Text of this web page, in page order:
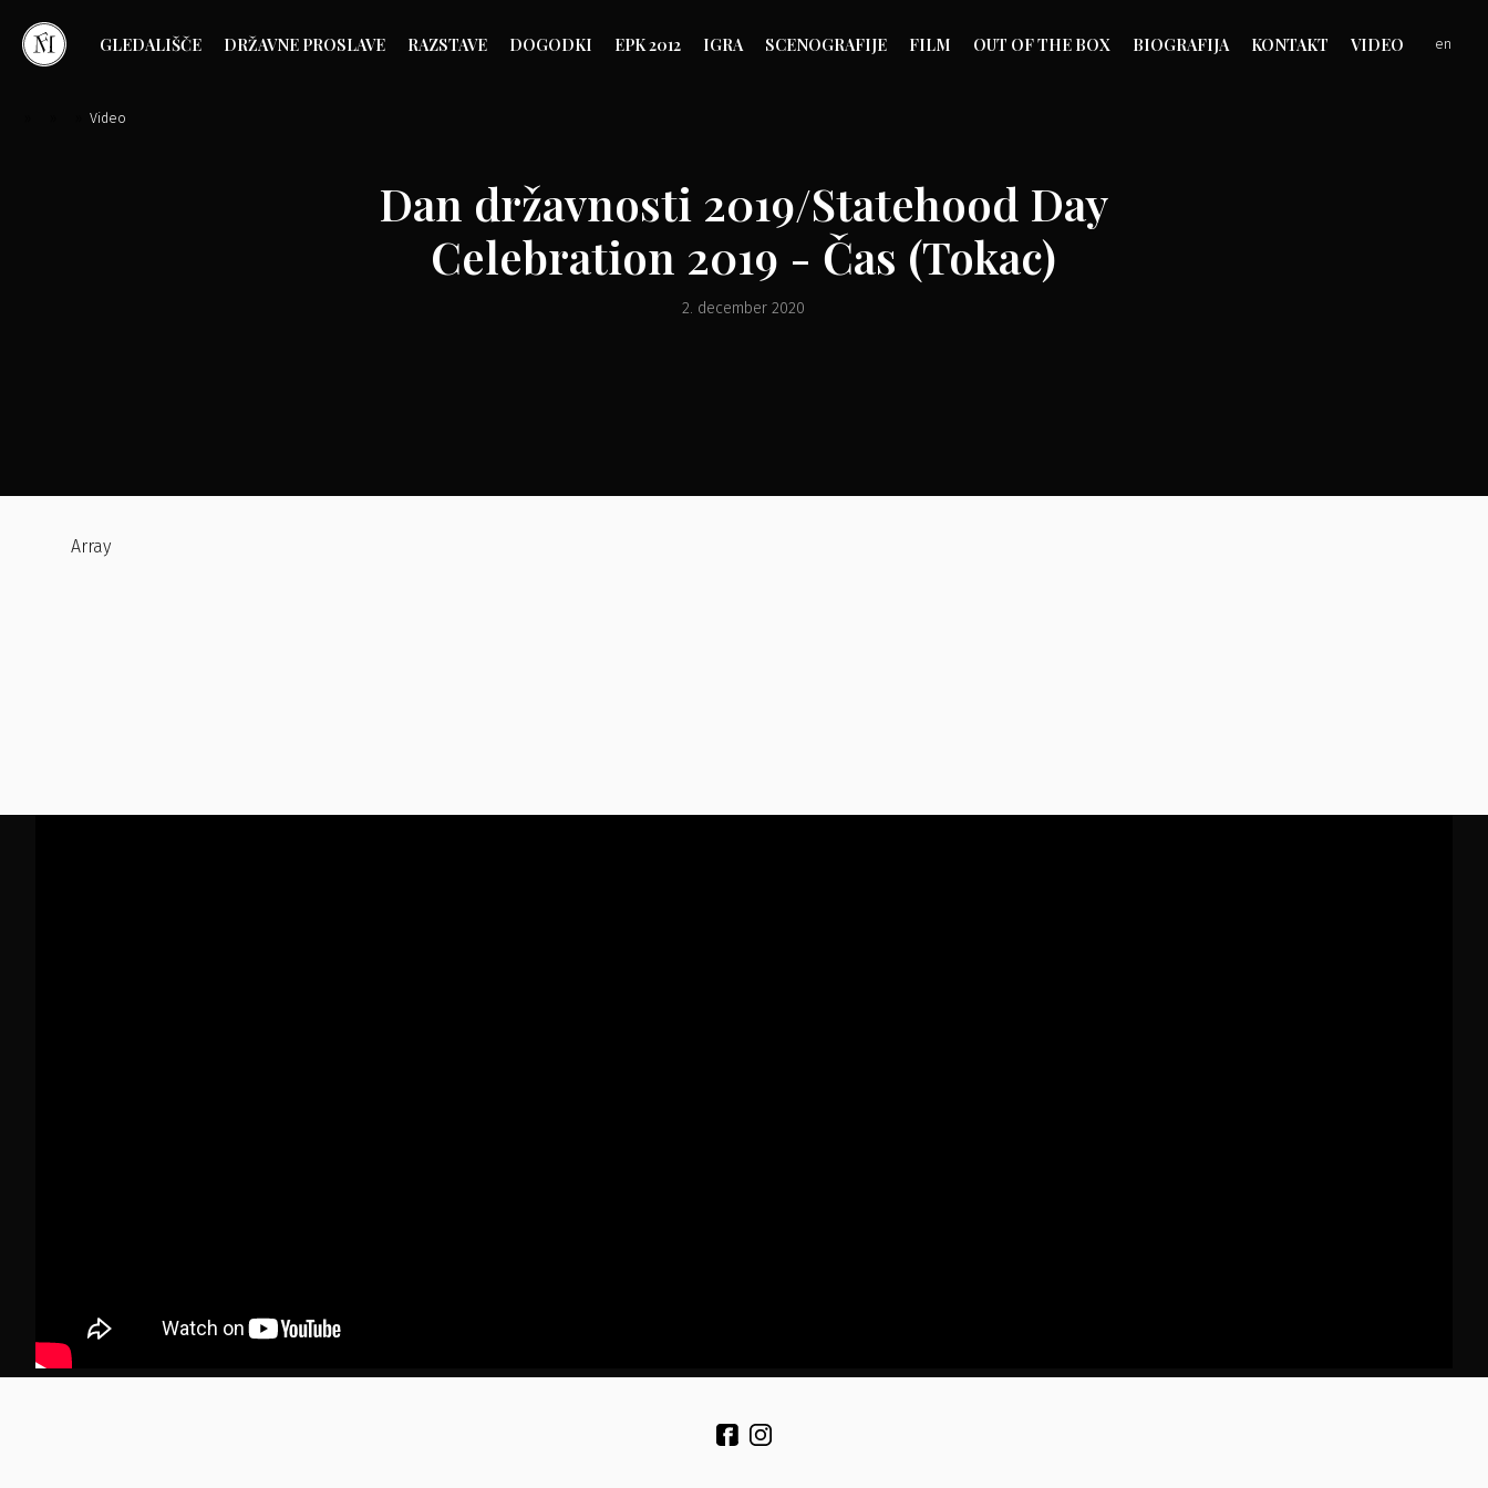
GLEDALIŠČE DRŽAVNE PROSLAVE RAZSTAVE DOGODKI EPK 2012 IGRA SCENOGRAFIJE FILM OUT OF THE BOX BIOGRAFIJA KONTAKT VIDEO en
Dan državnosti 2019/Statehood Day
Celebration 2019 - Čas (Tokac)
2. december 2020
Video
Array